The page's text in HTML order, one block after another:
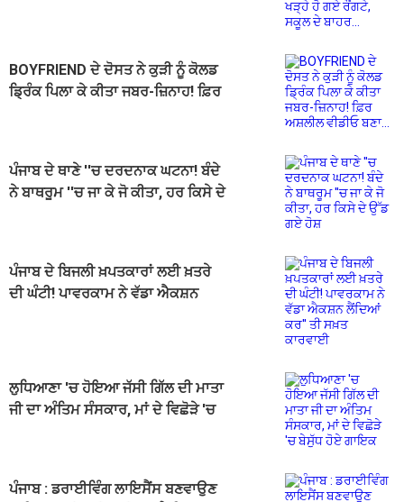
BOYFRIEND ਦੇ ਦੋਸਤ ਨੇ ਕੁੜੀ ਨੂੰ ਕੋਲਡ
ਡ੍ਰਿੰਕ ਪਿਲਾ ਕੇ ਕੀਤਾ ਜਬਰ-ਜ਼ਿਨਾਹ! ਫ਼ਿਰ
ਪੰਜਾਬ ਦੇ ਥਾਣੇ ''ਚ ਦਰਦਨਾਕ ਘਟਨਾ! ਬੰਦੇ
ਨੇ ਬਾਥਰੂਮ ''ਚ ਜਾ ਕੇ ਜੋ ਕੀਤਾ, ਹਰ ਕਿਸੇ ਦੇ
ਪੰਜਾਬ ਦੇ ਬਿਜਲੀ ਖ਼ਪਤਕਾਰਾਂ ਲਈ ਖ਼ਤਰੇ
ਦੀ ਘੰਟੀ! ਪਾਵਰਕਾਮ ਨੇ ਵੱਡਾ ਐਕਸ਼ਨ
ਲੁਧਿਆਣਾ 'ਚ ਹੋਇਆ ਜੱਸੀ ਗਿੱਲ ਦੀ ਮਾਤਾ
ਜੀ ਦਾ ਅੰਤਿਮ ਸੰਸਕਾਰ, ਮਾਂ ਦੇ ਵਿਛੋੜੇ 'ਚ
ਪੰਜਾਬ : ਡਰਾਈਵਿੰਗ ਲਾਇਸੈਂਸ ਬਣਵਾਉਣ